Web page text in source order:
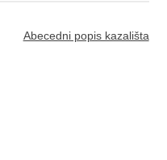
Abecedni popis kazališta